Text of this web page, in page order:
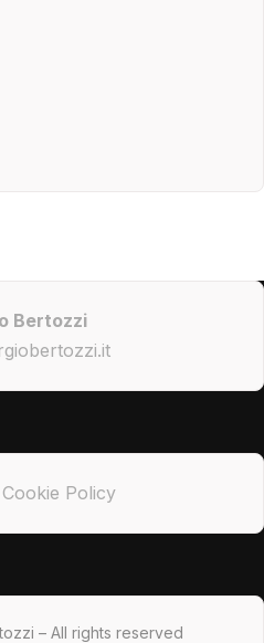
Bertozzi
Policy
– All rights reserved